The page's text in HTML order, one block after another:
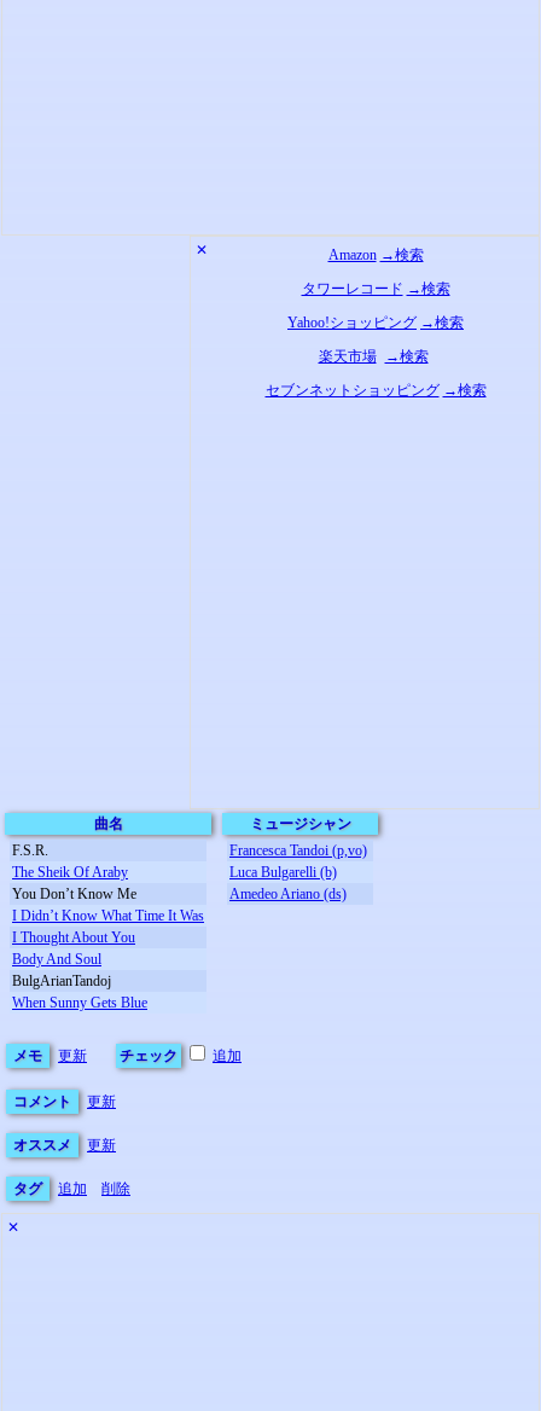
✕ Amazon →検索
タワーレコード →検索
Yahoo!ショッピング →検索
楽天市場
→検索
セブンネットショッピング →検索
曲名
F.S.R.
The Sheik Of Araby
You Don’t Know Me
I Didn’t Know What Time It Was
I Thought About You
Body And Soul
BulgArianTandoj
When Sunny Gets Blue
ミュージシャン
Francesca Tandoi (p,vo)
Luca Bulgarelli (b)
Amedeo Ariano (ds)
メモ 更新 チェック 追加
コメント 更新
オススメ 更新
タグ 追加 削除
✕